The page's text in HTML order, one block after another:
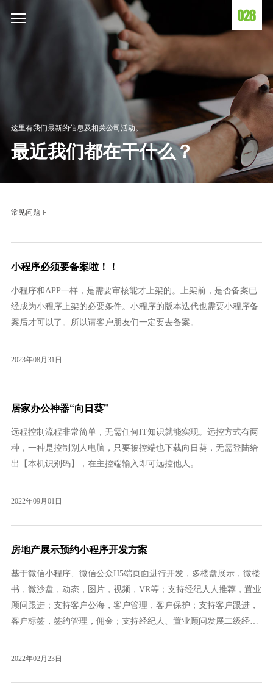
这里有我们最新的信息及相关公司活动。
最近我们都在干什么？
常见问题
小程序必须要备案啦！！
​小程序和APP一样，是需要审核能才上架的。上架前，是否备案已
经成为小程序上架的必要条件。小程序的版本迭代也需要​小程序备
案后才可以了。所以请客户朋友们一定要去备案。
2023年08月31日
居家办公神器“向日葵”
远程控制流程非常简单，无需任何IT知识就能实现。远控方式有两
种，一种是控制别人电脑，只要被控端也下载向日葵，无需登陆给
出【本机识别码】，在主控端输入即可远控他人。
2022年09月01日
房地产展示预约小程序开发方案
基于微信小程序、微信公众H5端页面进行开发，多楼盘展示，微楼
书，微沙盘，动态，图片，视频，VR等；支持经纪人人推荐，置业
顾问跟进；支持客户公海，客户管理，客户保护；支持客户跟进，
客户标签，签约管理，佣金；支持经纪人、置业顾问发展二级经纪
航；支持权限角色
2022年02月23日